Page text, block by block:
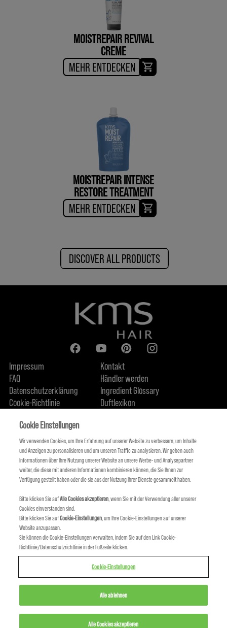
MOISTREPAIR REVIVAL
CREME
MEHR ENTDECKEN
MOISTREPAIR INTENSE
RESTORE TREATMENT
MEHR ENTDECKEN
DISCOVER ALL PRODUCTS
Impressum
FAQ
Datenschutzerklärung
Cookie-Richtlinie
Kontakt
Händler werden
Ingredient Glossary
Duftlexikon
KMS IST TEIL VON
Cookie Einstellungen
Wir verwenden Cookies, um Ihre Erfahrung auf unserer Website zu verbessern, um Inhalte
und Anzeigen zu personalisieren und um unseren Traffic zu analysieren. Wir geben auch
Informationen über Ihre Nutzung unserer Website an unsere Werbe- und Analysepartner
weiter, die diese mit anderen Informationen kombinieren können, die Sie Ihnen zur
Verfügung gestellt haben oder die sie aus der Nutzung Ihrer Dienste gesammelt haben.
Bitte klicken Sie aufAlle Cookies akzeptieren, wenn Sie mit der Verwendung aller unserer
Cookies einverstanden sind.
Bitte klicken Sie aufCookie-Einstellungen, um Ihre Cookie-Einstellungen auf unserer
Website anzupassen.
Sie können die Cookie-Einstellungen verwalten, indem Sie auf den Link Cookie-
Richtlinie/Datenschutzrichtlinie in der Fußzeile klicken.
Cookie-Einstellungen
Alle ablehnen
Alle Cookies akzeptieren